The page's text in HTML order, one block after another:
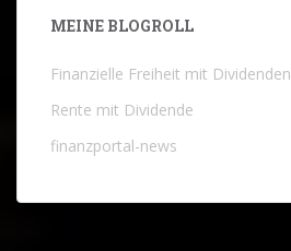
MEINE BLOGROLL
Finanzielle Freiheit mit Dividenden
Rente mit Dividende
finanzportal-news